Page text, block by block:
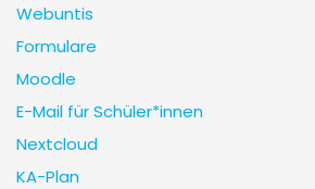
Webuntis
Formulare
Moodle
E-Mail für Schüler*innen
Nextcloud
KA-Plan